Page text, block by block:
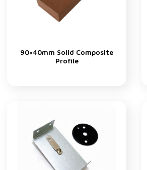
90×40mm Solid Composite
Profile